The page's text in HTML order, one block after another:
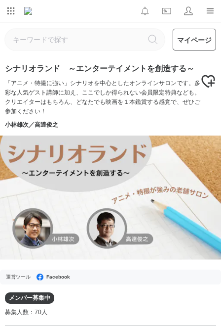
マイページ
シナリオランド ～エンターテイメントを創造する～
「アニメ・特撮に強い」シナリオを中心としたオンラインサロンです。多
彩な人気ゲスト講師に加え、ここでしか得られない会員限定特典なども。
クリエイターはもちろん、どなたでも映画を１本鑑賞する感覚で、ぜひご
参加ください！
小林雄次／高達俊之
運営ツール Facebook
メンバー募集中
募集人数：70人